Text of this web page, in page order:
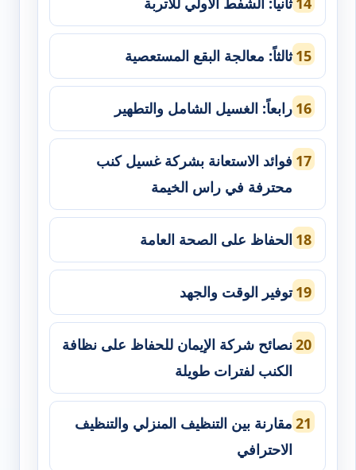
ثالثاً: معالجة البقع المستعصية
رابعاً: الغسيل الشامل والتطهير
فوائد الاستعانة بشركة غسيل كنب
محترفة في راس الخيمة
الحفاظ على الصحة العامة
توفير الوقت والجهد
نصائح شركة الإيمان للحفاظ على نظافة
الكنب لفترات طويلة
مقارنة بين التنظيف المنزلي والتنظيف
الاحترافي